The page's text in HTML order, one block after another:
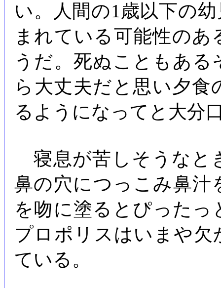
い。人間の1歳以下の
まれている可能性の
うだ。死ぬこともあ
ら大丈夫だと思い夕
るようになってと大分
寝息が苦しそうなと
鼻の穴につっこみ鼻汁
を吻に塗るとぴった
プロポリスはいまや
ている。